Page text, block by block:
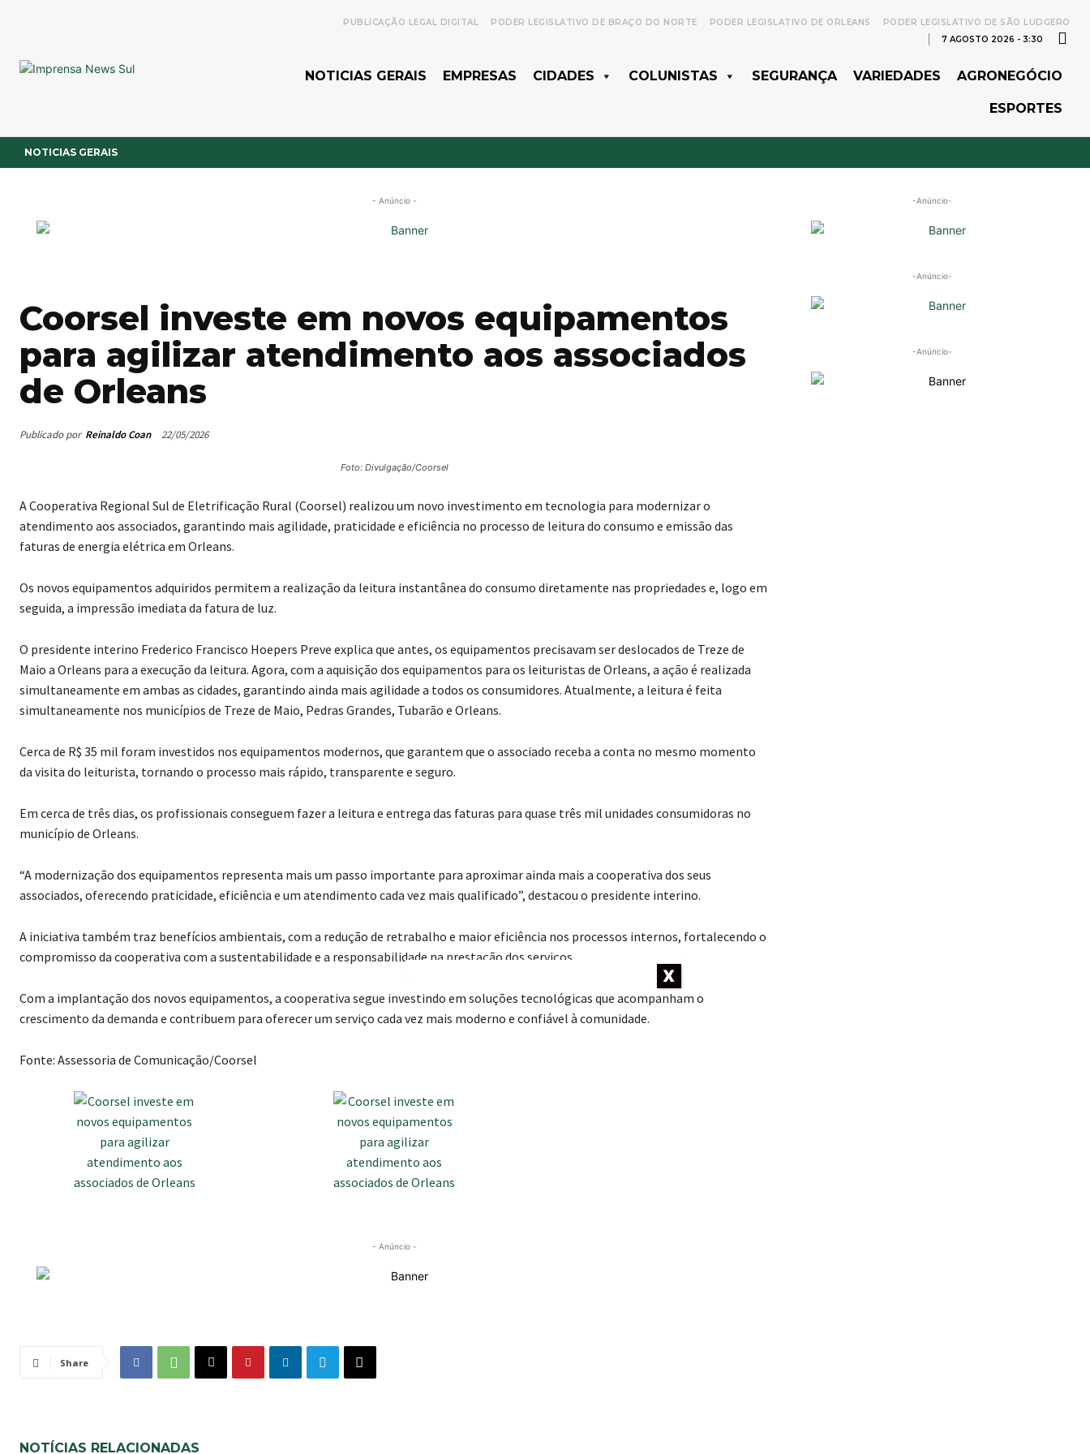
PUBLICAÇÃO LEGAL DIGITAL PODER LEGISLATIVO DE BRAÇO DO NORTE PODER LEGISLATIVO DE ORLEANS
PODER LEGISLATIVO DE SÃO LUDGERO
7 AGOSTO 2026 - 3:30
NOTICIAS GERAIS EMPRESAS CIDADES COLUNISTAS SEGURANÇA VARIEDADES AGRONEGÓCIO
ESPORTES
NOTICIAS GERAIS
- Anúncio -
Coorsel investe em novos equipamentos
para agilizar atendimento aos associados
de Orleans
Publicado por Reinaldo Coan 22/05/2026
Foto: Divulgação/Coorsel
A Cooperativa Regional Sul de Eletrificação Rural (Coorsel) realizou um novo investimento em tecnologia para modernizar o
atendimento aos associados, garantindo mais agilidade, praticidade e eficiência no processo de leitura do consumo e emissão das
faturas de energia elétrica em Orleans.
Os novos equipamentos adquiridos permitem a realização da leitura instantânea do consumo diretamente nas propriedades e, logo em
seguida, a impressão imediata da fatura de luz.
O presidente interino Frederico Francisco Hoepers Preve explica que antes, os equipamentos precisavam ser deslocados de Treze de
Maio a Orleans para a execução da leitura. Agora, com a aquisição dos equipamentos para os leituristas de Orleans, a ação é realizada
simultaneamente em ambas as cidades, garantindo ainda mais agilidade a todos os consumidores. Atualmente, a leitura é feita
simultaneamente nos municípios de Treze de Maio, Pedras Grandes, Tubarão e Orleans.
Cerca de R$ 35 mil foram investidos nos equipamentos modernos, que garantem que o associado receba a conta no mesmo momento
da visita do leiturista, tornando o processo mais rápido, transparente e seguro.
Em cerca de três dias, os profissionais conseguem fazer a leitura e entrega das faturas para quase três mil unidades consumidoras no
município de Orleans.
“A modernização dos equipamentos representa mais um passo importante para aproximar ainda mais a cooperativa dos seus
associados, oferecendo praticidade, eficiência e um atendimento cada vez mais qualificado”, destacou o presidente interino.
A iniciativa também traz benefícios ambientais, com a redução de retrabalho e maior eficiência nos processos internos, fortalecendo o
compromisso da cooperativa com a sustentabilidade e a responsabilidade na prestação dos serviços.
Com a implantação dos novos equipamentos, a cooperativa segue investindo em soluções tecnológicas que acompanham o
crescimento da demanda e contribuem para oferecer um serviço cada vez mais moderno e confiável à comunidade.
Fonte: Assessoria de Comunicação/Coorsel
- Anúncio -
Share
NOTÍCIAS RELACIONADAS
-Anúncio-
-Anúncio-
-Anúncio-